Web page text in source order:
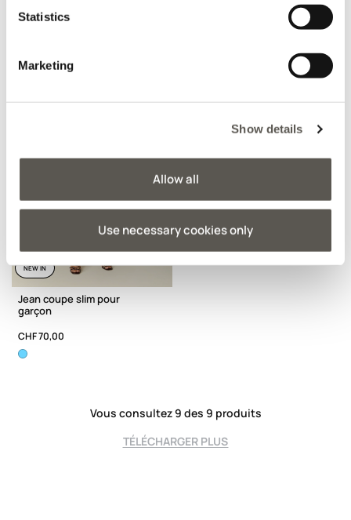
Statistics
Marketing
Show details
Allow all
Use necessary cookies only
Price reduced from
CHF 119,00to
NEW IN
Jean coupe slim pour
garçon
CHF 70,00
Vous consultez 9 des 9 produits
TÉLÉCHARGER PLUS